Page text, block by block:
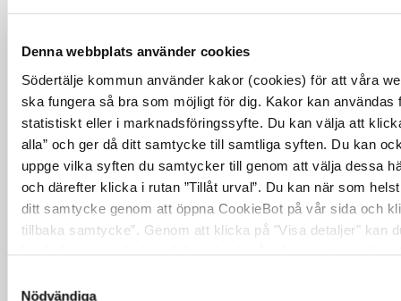
Denna webbplats använder cookies
Södertälje kommun använder kakor (cookies) för att våra
ska fungera så bra som möjligt för dig. Kakor kan användas
statistiskt eller i marknadsföringssyfte. Du kan välja att
alla” och ger då ditt samtycke till samtliga syften. Du kan
uppge vilka syften du samtycker till genom att välja dessa
och därefter klicka i rutan ”Tillåt urval”. Du kan när som
ditt samtycke genom att öppna CookieBot på vår sida och
tillbaka samtycke”. Genom att klicka på "Visa detaljer" kan
Nödvändiga
Frågorna handlar bland annat om vilka
möjligheter man har att komma i kontakt
kommunens politiker och vilket förtroende
har för dem.
Webbenkäten går även att besvara på
och spanska. Pappersenkäten finns tillgänglig
arabiska. Information om hur
väga för att beställa en sådan enkät finns i
informationsbrevet med inloggningsuppgifter